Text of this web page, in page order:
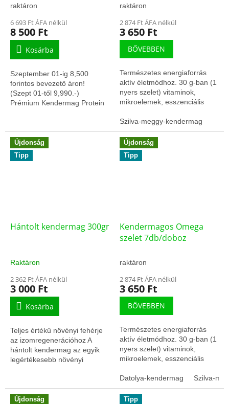
raktáron
6 693 Ft ÁFA nélkül
8 500 Ft
Kosárba
Szeptember 01-ig 8,500
forintos bevezető áron!
(Szept 01-től 9,990.-)
Prémium Kendermag Protein
fehérjeforrás, amely 49%...
raktáron
2 874 Ft ÁFA nélkül
3 650 Ft
BŐVEBBEN
Természetes energiaforrás
aktív életmódhoz. 30 g-ban (1
nyers szelet) vitaminok,
mikroelemek, esszenciális
Okos erő, fiatalos energia,
egészséges...
Szilva-meggy-kendermag
Újdonság
Tipp
Hántolt kendermag 300gr
Raktáron
2 362 Ft ÁFA nélkül
3 000 Ft
Kosárba
Teljes értékű növényi fehérje
az izomregenerációhoz A
hántolt kendermag az egyik
legértékesebb növényi
Újdonság
Tipp
Kendermagos Omega
szelet 7db/doboz
raktáron
2 874 Ft ÁFA nélkül
3 650 Ft
BŐVEBBEN
Természetes energiaforrás
aktív életmódhoz. 30 g-ban (1
nyers szelet) vitaminok,
mikroelemek, esszenciális
Okos erő, fiatalos energia,
egészséges...
Datolya-kendermag Szilva-
Újdonság Tipp